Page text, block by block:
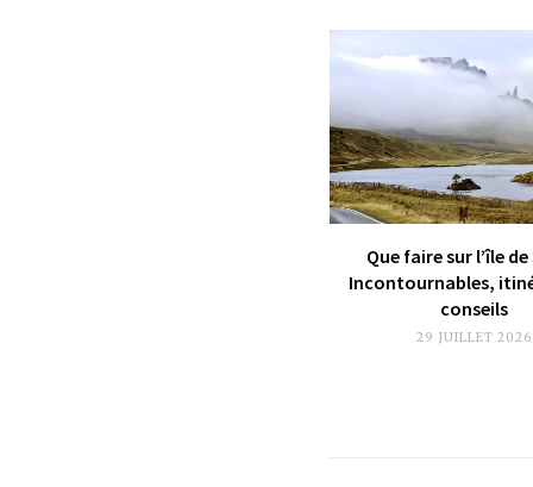
Que faire sur l’île de
Incontournables,
conseils
29 JUILLET 2026